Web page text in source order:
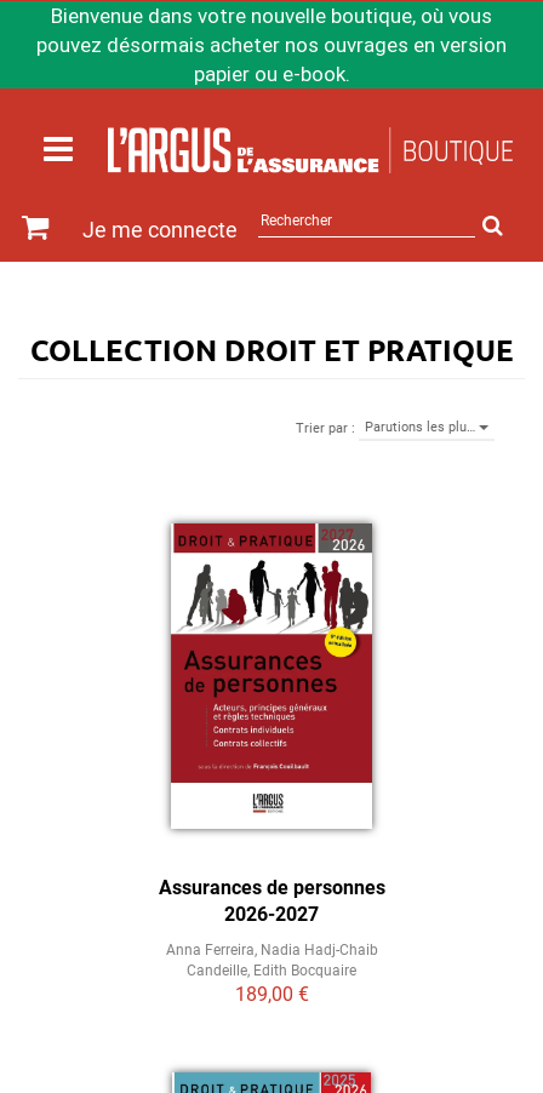
Bienvenue dans votre nouvelle boutique, où vous
pouvez désormais acheter nos ouvrages en version
papier ou e-book.
Je me connecte
Rechercher
sur
le
COLLECTION DROIT ET PRATIQUE
Trier par : Parutions les plu…
Assurances de personnes
2026-2027
Anna Ferreira, Nadia Hadj-Chaib
Candeille, Edith Bocquaire
189,00 €